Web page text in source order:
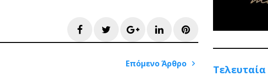
FacebookTwitterGoogle+LinkedInPinterest
Επόμενο Άρθρο